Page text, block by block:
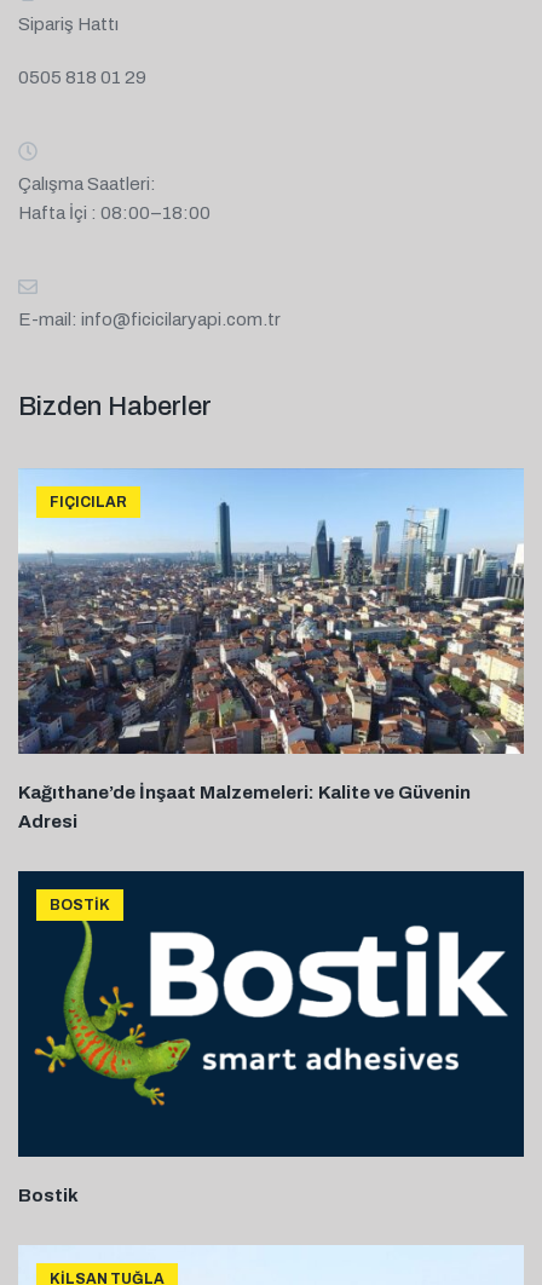
Bizden Haberler
FIÇICILAR
Kağıthane’de İnşaat Malzemeleri: Kalite ve Güvenin
Adresi
BOSTIK
Bostik
KILSAN TUĞLA
Sipariş Hattı
0505 818 01 29
Çalışma Saatleri:
Hafta İçi : 08:00–18:00
E-mail: info@ficicilaryapi.com.tr